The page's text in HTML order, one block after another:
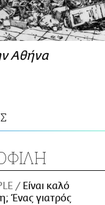
Αθήνα
Είναι καλό
Ένας γιατρός